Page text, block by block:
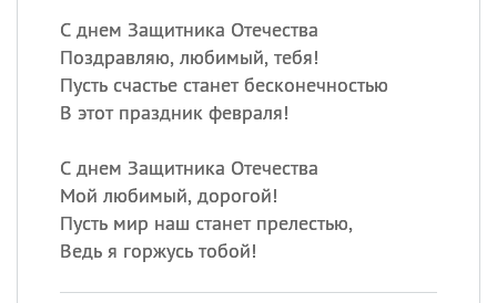
С днем Защитника Отечества
Поздравляю, любимый, тебя!
Пусть счастье станет бесконечностью
В этот праздник февраля!
С днем Защитника Отечества
Мой любимый, дорогой!
Пусть мир наш станет прелестью,
Ведь я горжусь тобой!